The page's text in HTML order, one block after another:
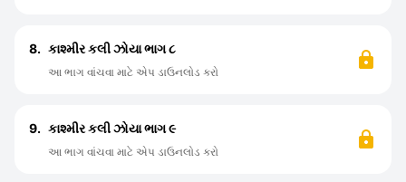
8. કાશ્મીર કલી ઝોયા ભાગ ૮
આ ભાગ વાંચવા માટે એપ ડાઉનલોડ કરો
9. કાશ્મીર કલી ઝોયા ભાગ ૯
આ ભાગ વાંચવા માટે એપ ડાઉનલોડ કરો